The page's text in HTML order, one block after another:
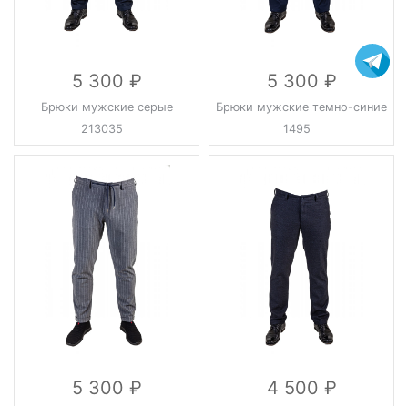
5 300
Брюки мужские серые
213035
5 300
Брюки мужские темно-синие
1495
5 300 4 500